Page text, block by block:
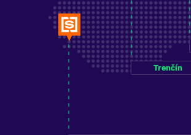
Trenčín